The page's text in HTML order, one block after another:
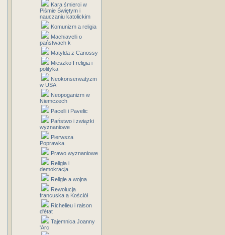
Kara śmierci w
Piśmie Świętym i
nauczaniu katolickim
Komunizm a religia
Machiavelli o
państwach k
Matylda z Canossy
Mieszko I religia i
polityka
Neokonserwatyzm
w USA
Neopoganizm w
Niemczech
Pacelli i Pavelic
Państwo i związki
wyznaniowe
Pierwsza
Poprawka
Prawo wyznaniowe
Religia i
demokracja
Religie a wojna
Rewolucja
francuska a Kościół
Richelieu i raison
d'état
Tajemnica Joanny
'Arc